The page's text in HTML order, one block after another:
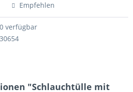
Empfehlen
0 verfügbar
30654
"Schlauchtülle mit